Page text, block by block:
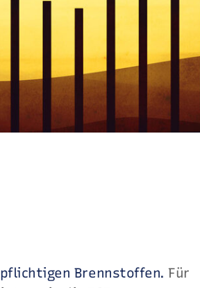
Brennstoffen. Für